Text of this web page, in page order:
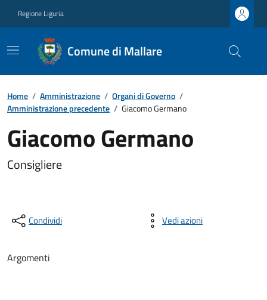
Regione Liguria
Comune di Mallare
Home / Amministrazione / Organi di Governo /
Amministrazione precedente / Giacomo Germano
Giacomo Germano
Consigliere
Condividi Vedi azioni
Argomenti